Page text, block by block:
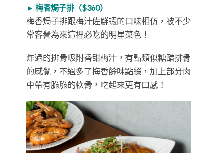
► 梅香焗子排（$360）
梅香焗子排跟梅汁佐鮮蝦的口味相仿，被不少
常客譽為來這裡必吃的明星菜色！
炸過的排骨吸附香甜梅汁，有點類似糖醋排骨
的感覺，不過多了梅香餘味點綴，加上部分肉
中帶有脆脆的軟骨，吃起來更有口感！